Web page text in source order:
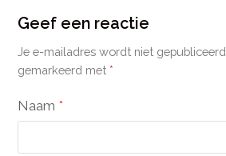
Geef een reactie
Je e-mailadres wordt niet gepubliceerd.
gemarkeerd met *
Naam *